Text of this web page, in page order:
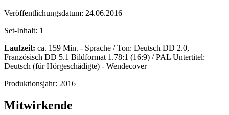
Veröffentlichungsdatum: 24.06.2016
Set-Inhalt: 1
Laufzeit: ca. 159 Min. - Sprache / Ton: Deutsch DD 2.0,
Französisch DD 5.1 Bildformat 1.78:1 (16:9) / PAL Untertitel:
Deutsch (für Hörgeschädigte) - Wendecover
Produktionsjahr: 2016
Mitwirkende